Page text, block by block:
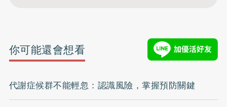
你可能還會想看
代謝症候群不能輕忽：認識風險，掌握預防關鍵